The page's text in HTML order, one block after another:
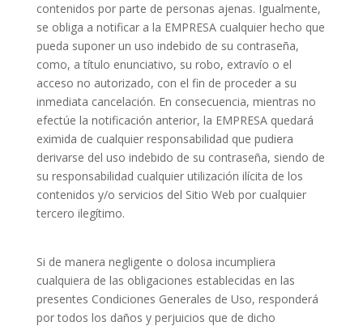
contenidos por parte de personas ajenas. Igualmente,
se obliga a notificar a la EMPRESA cualquier hecho que
pueda suponer un uso indebido de su contraseña,
como, a título enunciativo, su robo, extravío o el
acceso no autorizado, con el fin de proceder a su
inmediata cancelación. En consecuencia, mientras no
efectúe la notificación anterior, la EMPRESA quedará
eximida de cualquier responsabilidad que pudiera
derivarse del uso indebido de su contraseña, siendo de
su responsabilidad cualquier utilización ilícita de los
contenidos y/o servicios del Sitio Web por cualquier
tercero ilegítimo.
Si de manera negligente o dolosa incumpliera
cualquiera de las obligaciones establecidas en las
presentes Condiciones Generales de Uso, responderá
por todos los daños y perjuicios que de dicho